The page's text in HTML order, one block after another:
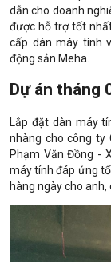
dẫn cho doanh
được hỗ trợ tốt
cấp dàn máy tính
động sản Meha.
Dự án tháng
Lắp đặt dàn máy
nhàng cho công ty
Phạm Văn Đồng -
máy tính đáp ứng
hàng ngày cho anh,